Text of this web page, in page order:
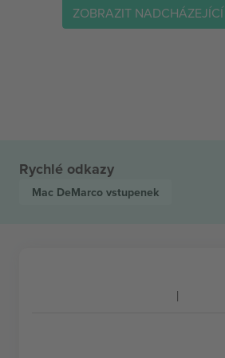
ZOBRAZIT
Rychlé odkazy
Mac DeMarco vstupenek